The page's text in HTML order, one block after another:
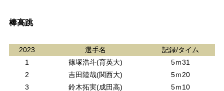
棒高跳
2023 選手名
記録/タイム
1
篠塚浩斗(育英大)
5ｍ31
2
吉田陸哉(関西大)
5ｍ20
3
鈴木拓実(成田高)
5ｍ10